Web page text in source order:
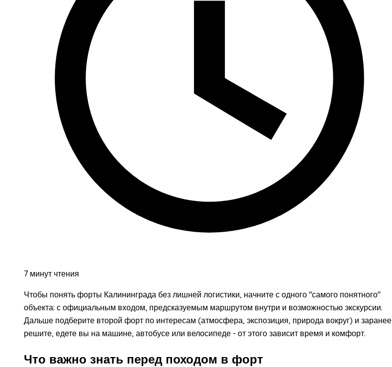
7 минут чтения
Чтобы понять форты Калининграда без лишней логистики, начните с одного "самого понятного"
объекта: с официальным входом, предсказуемым маршрутом внутри и возможностью экскурсии.
Дальше подберите второй форт по интересам (атмосфера, экспозиция, природа вокруг) и заранее
решите, едете вы на машине, автобусе или велосипеде - от этого зависит время и комфорт.
Что важно знать перед походом в форт